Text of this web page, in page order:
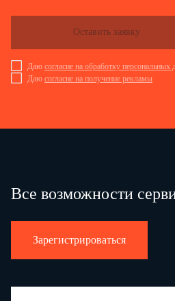
Даю согласие на обработку персональных
Даю согласие на получение рекламы
Оставить заявку
Все возможности
Зарегистрироваться